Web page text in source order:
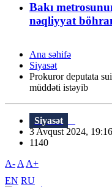
Bakı
nəqliyyat
Ana səhifə
Siyasət
Prokuror deputata
müddəti istəyib
Siyasət
3 Avqust 2024,
1140
A- A A+
EN RU